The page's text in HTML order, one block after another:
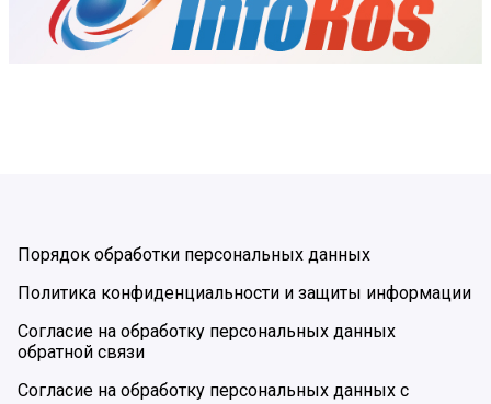
Порядок обработки персональных данных
Политика конфиденциальности и защиты информации
Согласие на обработку персональных данных
обратной связи
Согласие на обработку персональных данных с